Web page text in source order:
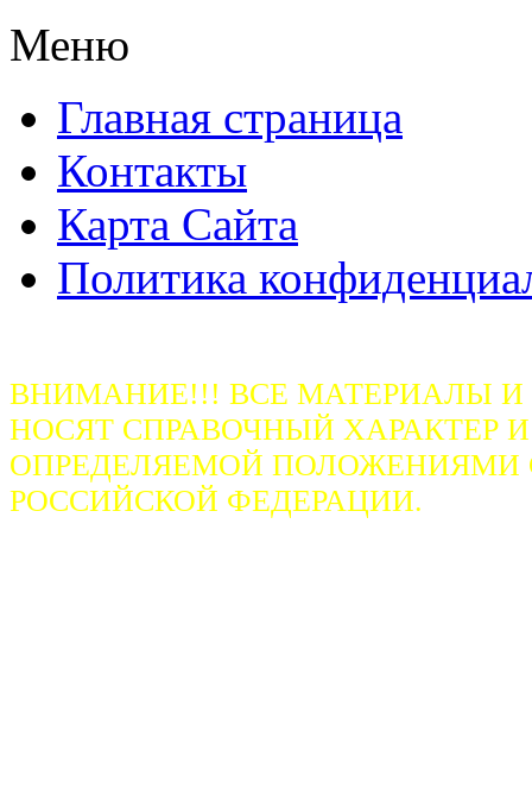
Меню
Главная страница
Контакты
Карта Сайта
Политика
ВНИМАНИЕ!!! ВСЕ МАТЕРИАЛЫ
НОСЯТ СПРАВОЧНЫЙ ХАРАКТЕР
ОПРЕДЕЛЯЕМОЙ ПОЛОЖЕНИЯМИ
РОССИЙСКОЙ ФЕДЕРАЦИИ.